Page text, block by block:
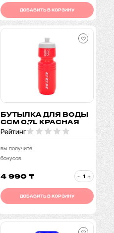
ДОБАВИТЬ В КОРЗИНУ
БУТЫЛКА ДЛЯ ВОДЫ
CCM 0,7L КРАСНАЯ
Рейтинг
вы получите:
бонусов
4 990 ₸ - +
ДОБАВИТЬ В КОРЗИНУ